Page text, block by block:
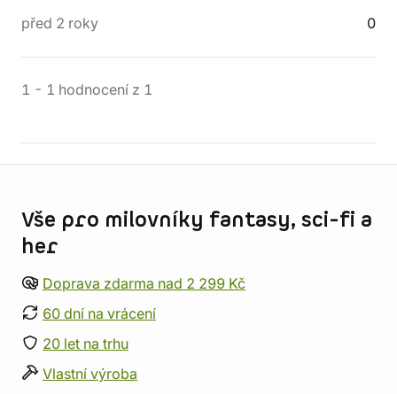
před 2 roky 0
1 - 1 hodnocení z 1
Vše pro milovníky fantasy, sci-fi a
her
Doprava zdarma nad 2 299 Kč
60 dní na vrácení
20 let na trhu
Vlastní výroba